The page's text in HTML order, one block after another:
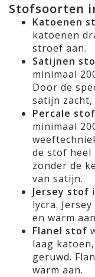
Stofsoorten
Katoenen
katoenen
stroef aan.
Satijnen
minimaal
Door de
satijn zacht,
Percale stof
minimaal
de stof heel
zonder de
van satijn.
Jersey stof
lycra.
en warm
Flanel stof
laag
geruwd.
warm aan.